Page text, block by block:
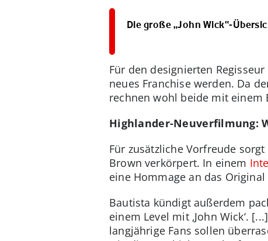
Die große „John Wick“-
Für den designierten
neues Franchise werden. Da
rechnen wohl beide mit einem
Highlander-Neuverfilmung:
Für zusätzliche Vorfreude
Brown verkörpert. In einem
eine Hommage an das
Bautista kündigt außerdem
einem Level mit ‚John Wick‘.
langjährige Fans sollen